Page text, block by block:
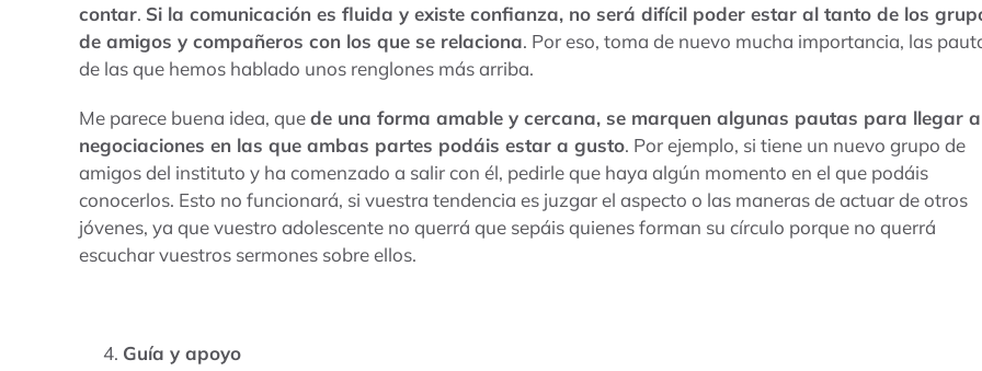
contar. Si la comunicación es fluida y existe confianza, no será difícil poder estar al tanto de los
de amigos y compañeros con los que se relaciona. Por eso, toma de nuevo mucha importancia, las
de las que hemos hablado unos renglones más arriba.
Me parece buena idea, quede una forma amable y cercana, se marquen algunas pautas para llegar a
negociaciones en las que ambas partes podáis estar a gusto. Por ejemplo, si tiene un nuevo grupo de
amigos del instituto y ha comenzado a salir con él, pedirle que haya algún momento en el que podáis
conocerlos. Esto no funcionará, si vuestra tendencia es juzgar el aspecto o las maneras de actuar de otros
jóvenes, ya que vuestro adolescente no querrá que sepáis quienes forman su círculo porque no querrá
escuchar vuestros sermones sobre ellos.
Guía y apoyo